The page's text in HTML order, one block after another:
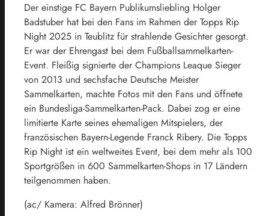
Der einstige FC Bayern Publikumsliebling Holger
Badstuber hat bei den Fans im Rahmen der Topps Rip
Night 2025 in Teublitz für strahlende Gesichter gesorgt.
Er war der Ehrengast bei dem Fußballsammelkarten-
Event. Fleißig signierte der Champions Leaque Sieger
von 2013 und sechsfache Deutsche Meister
Sammelkarten, machte Fotos mit den Fans und öffnete
ein Bundesliga-Sammelkarten-Pack. Dabei zog er eine
limitierte Karte seines ehemaligen Mitspielers, der
französischen Bayern-Legende Franck Ribery. Die Topps
Rip Night ist ein weltweites Event, bei dem mehr als 100
Sportgrößen in 600 Sammelkarten-Shops in 17 Ländern
teilgenommen haben.
(ac/ Kamera: Alfred Brönner)